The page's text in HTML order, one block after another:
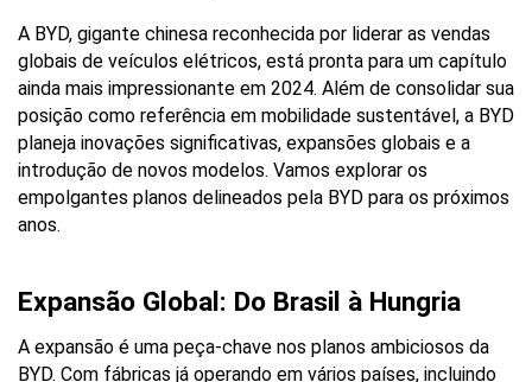
A BYD, gigante chinesa reconhecida por liderar as vendas
globais de veículos elétricos, está pronta para um capítulo
ainda mais impressionante em 2024. Além de consolidar sua
posição como referência em mobilidade sustentável, a BYD
planeja inovações significativas, expansões globais e a
introdução de novos modelos. Vamos explorar os
empolgantes planos delineados pela BYD para os próximos
anos.
Expansão Global: Do Brasil à Hungria
A expansão é uma peça-chave nos planos ambiciosos da
BYD. Com fábricas já operando em vários países, incluindo